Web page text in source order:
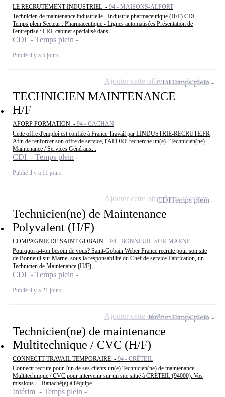
LE RECRUTEMENT INDUSTRIEL - 94 - MAISONS-ALFORT
Technicien de maintenance industrielle - Industrie pharmaceutique (H/F) CDI -
Temps plein Secteur : Pharmaceutique - Lignes automatisées Présentation de
l'entreprise : LRI, cabinet spécialisé dans...
CDI - Temps plein
Publié il y a 5 jours
TECHNICIEN MAINTENANCE
H/F
AFORP FORMATION - 94 - CACHAN
Cette offre d'emploi est confiée à France Travail par LINDUSTRIE-RECRUTE.FR
Afin de renforcer son offre de service, l'AFORP recherche un(e) : Technicien(ne)
Maintenance / Services Généraux...
CDI - Temps plein
Publié il y a 11 jours
CDITemps plein
Ajouter cette offre à ma sélection
Technicien(ne) de Maintenance
Polyvalent (H/F)
COMPAGNIE DE SAINT-GOBAIN - 94 - BONNEUIL-SUR-MARNE
Pourquoi a-t-on besoin de vous? Saint-Gobain Weber France recrute pour son site
de Bonneuil sur Marne, sous la responsabilité du Chef de service Fabrication, un
Technicien de Maintenance (H/F),...
CDI - Temps plein
Publié il y a 21 jours
CDITemps plein
Ajouter cette offre à ma sélection
Technicien(ne) de maintenance
Multitechnique / CVC (H/F)
CONNECTT TRAVAIL TEMPORAIRE - 94 - CRÉTEIL
Connectt recrute pour l'un de ses clients un(e) Technicien(ne) de maintenance
Multitechnique / CVC pour intervenir sur un site situé à CRÉTEIL (94000). Vos
missions : - Rattaché(e) à l'équipe...
Intérim - Temps plein
IntérimTemps plein
Ajouter cette offre à ma sélection